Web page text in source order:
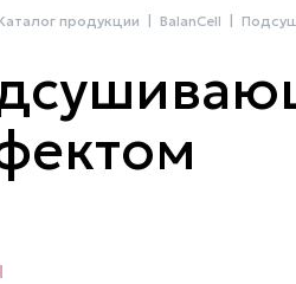
продукции BalanCell